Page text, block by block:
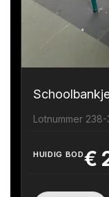
Lotnummer 238-
HUIDIG BOD€